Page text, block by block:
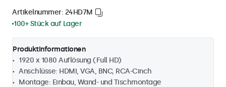
Artikelnummer: 24HD7M
100+ Stück auf Lager
Produktinformationen
1920 x 1080 Auflösung (Full HD)
Anschlüsse: HDMI, VGA, BNC, RCA-Cinch
Montage: Einbau, Wand- und Tischmontage